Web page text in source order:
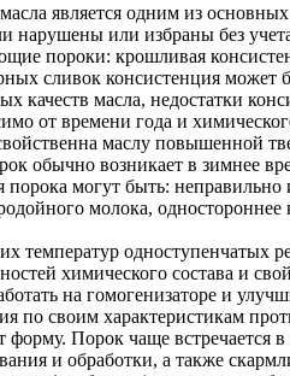
является одним из
нарушены или избраны без
пороки: крошливая
сливок консистенция
качеств масла, недостатки
от времени года и
маслу повышенной
обычно возникает в зимнее
могут быть:
молока,
температур одноступенчатых
химического состава и
на гомогенизаторе и
по своим характеристикам
форму. Порок чаще
и обработки, а также